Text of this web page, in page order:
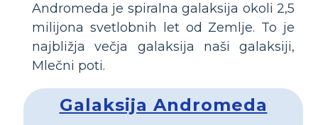
Andromeda je spiralna galaksija okoli 2,5
milijona svetlobnih let od Zemlje. To je
najbližja večja galaksija naši galaksiji,
Mlečni poti.
Galaksija Andromeda